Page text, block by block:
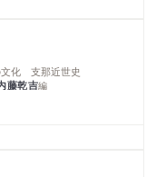
化 支那近世史
藤乾吉編